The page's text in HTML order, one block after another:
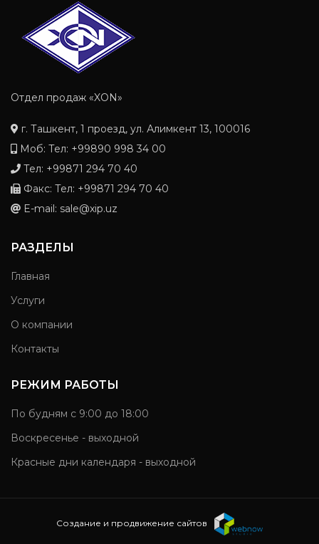
Отдел продаж «XON»
г. Ташкент, 1 проезд, ул. Алимкент 13, 100016
Моб: Тел: +99890 998 34 00
Тел: +99871 294 70 40
Факс: Тел: +99871 294 70 40
E-mail: sale@xip.uz
РАЗДЕЛЫ
Главная
Услуги
О компании
Контакты
РЕЖИМ РАБОТЫ
По будням с 9:00 до 18:00
Воскресенье - выходной
Красные дни календаря - выходной
Создание и продвижение сайтов